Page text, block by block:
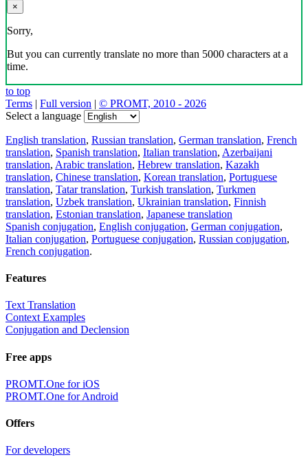
×
Sorry,
But you can currently translate no more than 5000 characters at a
time.
to top
Terms | Full version | © PROMT, 2010 - 2026
Select a language
English translation, Russian translation, German translation, French
translation, Spanish translation, Italian translation, Azerbaijani
translation, Arabic translation, Hebrew translation, Kazakh
translation, Chinese translation, Korean translation, Portuguese
translation, Tatar translation, Turkish translation, Turkmen
translation, Uzbek translation, Ukrainian translation, Finnish
translation, Estonian translation, Japanese translation
Spanish conjugation, English conjugation, German conjugation,
Italian conjugation, Portuguese conjugation, Russian conjugation,
French conjugation.
Features
Text Translation
Context Examples
Conjugation and Declension
Free apps
PROMT.One for iOS
PROMT.One for Android
Offers
For developers